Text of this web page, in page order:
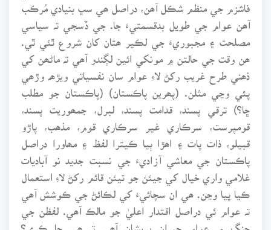
فاشزم جي منظم شڪل آھن، دراصل ھي سڀ بنيادي مُرڪب
آھن عوام جي طويل بدقسمتيءَ جا. جي ڏسجي تہ سياسي
مصلحت ۽ مجبوريءَ جي لڪير ھتان کان شروع ٿئي ٿي.
ھن وقت جي حالتن ۾ مونکي ائين لڳندو آھي تہ ماڻھن کي
ذھني طرح غريب رکڻ لاءِ عوام سان نفسياتي ويڙھہ وڙھي
پئي وڃي مثلن. (پھرين پاڪستان) (پاڪستان جو مطلب
ڇا؟) ترقي پسند، قدامت پسند، لبرل، جمھوريت پسند،
قومپرست، سرڪاري غير سرڪاري قوم، مذھب، پاڙو
قبيلو، ذات پات ۽ اھڙا ٻيا ڪيترا لفظ ۽ مھاورا دراصل
پاڪستان جي معاشي آزاديءَ جي نسبت جديد نو آباديات
غلامي واري خيال کي جيئن جو تيئن قائم رکڻ لاءِ استعمال
ڪيا پيا وڃن. ھي ان سچائيءَ کي لڪائڻ جي ڪوشش آھي
تہ عوام ئي دراصل اقتدار اعليٰ جو مالڪ آھي. لفظن جي
جنگ ۾ عوام حيران پريشان آھي تہ ھي ڇا ڪري؟